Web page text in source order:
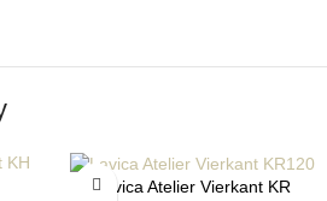
Lavica Atelier Vierkant KR